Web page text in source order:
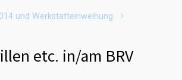
und Werkstatteinweihung
etc. in/am BRV